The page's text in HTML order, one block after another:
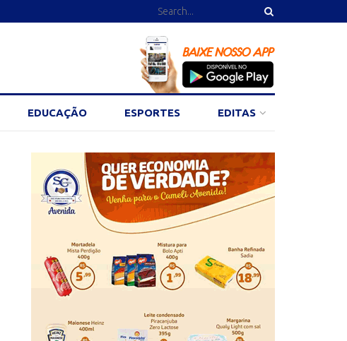
EDUCAÇÃO ESPORTES EDITAS